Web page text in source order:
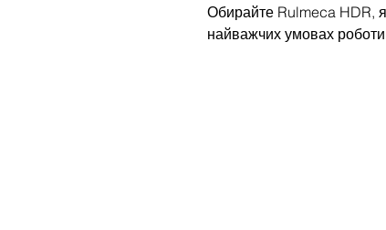
Обирайте Rulmeca HDR,
найважчих умовах